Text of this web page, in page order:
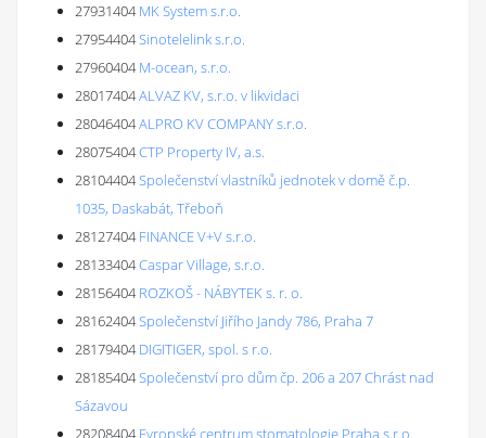
27931404 MK System s.r.o.
27954404Sinotelelink s.r.o.
27960404 M-ocean, s.r.o.
28017404ALVAZ KV, s.r.o. v likvidaci
28046404ALPRO KV COMPANY s.r.o.
28075404CTP Property IV, a.s.
28104404Společenství vlastníků jednotek v domě č.p.
1035, Daskabát, Třeboň
28127404 FINANCE V+V s.r.o.
28133404Caspar Village, s.r.o.
28156404 ROZKOŠ - NÁBYTEK s. r. o.
28162404Společenství Jiřího Jandy 786, Praha 7
28179404 DIGITIGER, spol. s r.o.
28185404Společenství pro dům čp. 206 a 207 Chrást nad
Sázavou
28208404 Evropské centrum stomatologie Praha s.r.o.